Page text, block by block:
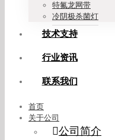
特氟龙网带
冷阴极杀菌灯
技术支持
行业资讯
联系我们
首页
关于公司
公司简介